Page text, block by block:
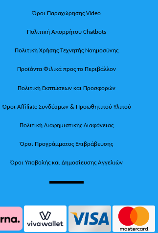
Όροι Παραχώρησης Video
Πολιτική Απορρήτου Chatbots
Πολιτική Χρήσης Τεχνητής Νοημοσύνης
Προϊόντα Φιλικά προς το Περιβάλλον
Πολιτική Εκπτώσεων και Προσφορών
Όροι Affiliate Συνδέσμων & Προωθητικού Υλικού
Πολιτική Διαφημιστικής Διαφάνειας
Όροι Προγράμματος Επιβράβευσης
Όροι Υποβολής και Δημοσίευσης Αγγελιών